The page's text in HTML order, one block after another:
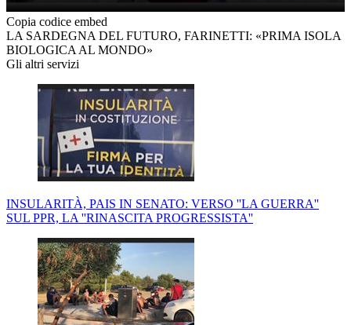
Copia codice embed
LA SARDEGNA DEL FUTURO, FARINETTI: «PRIMA ISOLA
BIOLOGICA AL MONDO»
Gli altri servizi
INSULARITÀ, PAIS IN SENATO: VERSO ''LA GUERRA''
SUL PPR, LA ''RINASCITA PROGRESSISTA''